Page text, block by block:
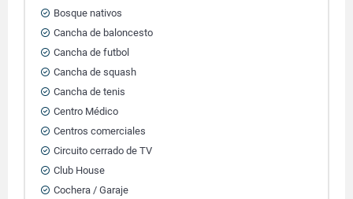
Bosque nativos
Cancha de baloncesto
Cancha de futbol
Cancha de squash
Cancha de tenis
Centro Médico
Centros comerciales
Circuito cerrado de TV
Club House
Cochera / Garaje